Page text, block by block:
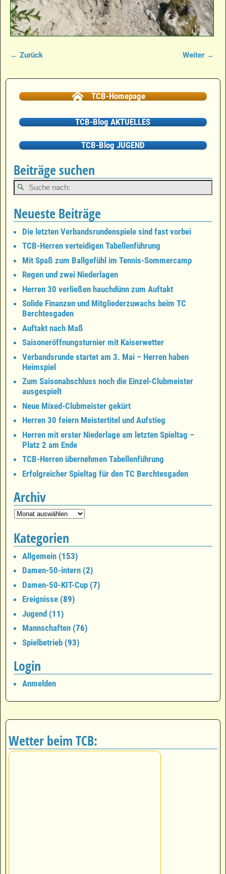
← Zurück Weiter →
TCB-Homepage
TCB-Blog AKTUELLES
TCB-Blog JUGEND
Beiträge suchen
Neueste Beiträge
Die letzten Verbandsrundenspiele sind fast vorbei
TCB-Herren verteidigen Tabellenführung
Mit Spaß zum Ballgefühl im Tennis-Sommercamp
Regen und zwei Niederlagen
Herren 30 verließen hauchdünn zum Auftakt
Solide Finanzen und Mitgliederzuwachs beim TC
Berchtesgaden
Auftakt nach Maß
Saisoneröffnungsturnier mit Kaiserwetter
Verbandsrunde startet am 3. Mai – Herren haben
Heimspiel
Zum Saisonabschluss noch die Einzel-Clubmeister
ausgespielt
Neue Mixed-Clubmeister gekürt
Herren 30 feiern Meistertitel und Aufstieg
Herren mit erster Niederlage am letzten Spieltag –
Platz 2 am Ende
TCB-Herren übernehmen Tabellenführung
Erfolgreicher Spieltag für den TC Berchtesgaden
Archiv
Kategorien
Allgemein (153)
Damen-50-intern (2)
Damen-50-KIT-Cup (7)
Ereignisse (89)
Jugend (11)
Mannschaften (76)
Spielbetrieb (93)
Login
Anmelden
Wetter beim TCB: